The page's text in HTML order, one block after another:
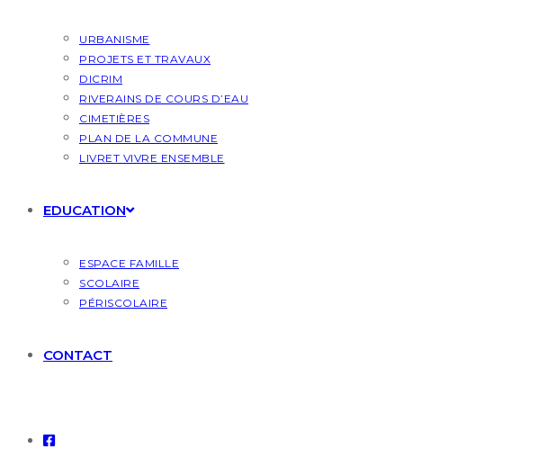
URBANISME
PROJETS ET TRAVAUX
DICRIM
RIVERAINS DE COURS D’EAU
CIMETIÈRES
PLAN DE LA COMMUNE
LIVRET VIVRE ENSEMBLE
EDUCATION
ESPACE FAMILLE
SCOLAIRE
PÉRISCOLAIRE
CONTACT